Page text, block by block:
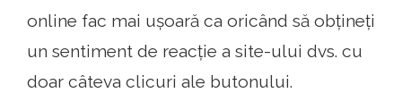
online fac mai ușoară ca oricând să obțineți
un sentiment de reacție a site-ului dvs. cu
doar câteva clicuri ale butonului.